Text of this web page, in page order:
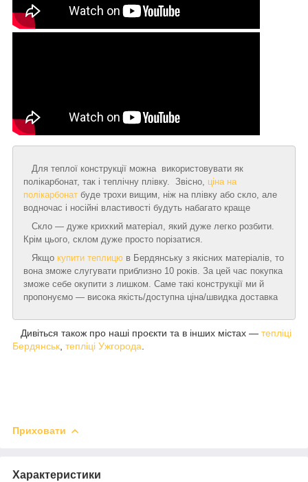
Для теплої конструкції можна використовувати як
полікарбонат, так і теплічну плівку. Звісно, ціна на
полікарбонат буде трохи вищим, ніж на плівку або скло, але
водночас і носійні властивості будуть набагато краще
Скло — дуже крихкий матеріал, який дуже легко розбити.
Крім цього, склом дуже просто порізатися.
Якщо купити теплицю в Бердянську з якісних матеріалів, то
вона зможе слугувати приблизно 10 років. За цей час покупка
зможе себе окупити з лишком. Саме такі конструкції ми й
пропонуємо — висока якість/доступна ціна/швидка доставка
Дивіться також про наші проєкти та в інших містах — тепліці
Бердянськ тепліці Ужгорода
Приховати
Характеристики